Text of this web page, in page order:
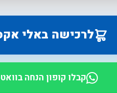
לרכישה באלי
קבלו קופון הנחה